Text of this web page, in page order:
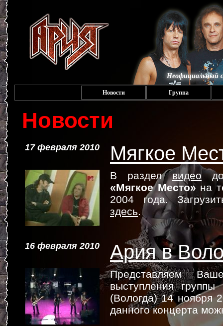
Неофициальный
Новости Группа
Новости
17 февраля 2010 Мягкое
В разделвидео
«Мягкое Место» на
2004 года.
здесь.
16 февраля 2010 Ария в
Представляем
выступления
(Вологда) 14 ноября
данного концерта